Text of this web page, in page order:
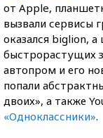
от Apple,
вызвали сервисы
оказался biglion,
быстрорастущих
автопром и его
попали
двоих», а также
«Одноклассники».